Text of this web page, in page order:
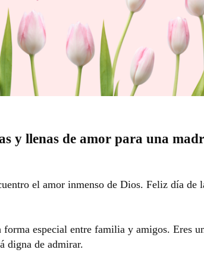
y llenas de amor para una
el amor inmenso de Dios. Feliz día de
forma especial entre familia y amigos. Eres
digna de admirar.